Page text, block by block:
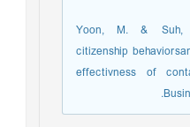
Yoon, M. & Suh,
citizenship
effectivness of